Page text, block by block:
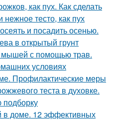
как пух. Как сделать
нежное тесто, как пух
и посадить осенью.
в открытый грунт
мышей с помощью трав.
условиях
Профилактические меры
теста в духовке.
подборку
в доме. 12 эффективных